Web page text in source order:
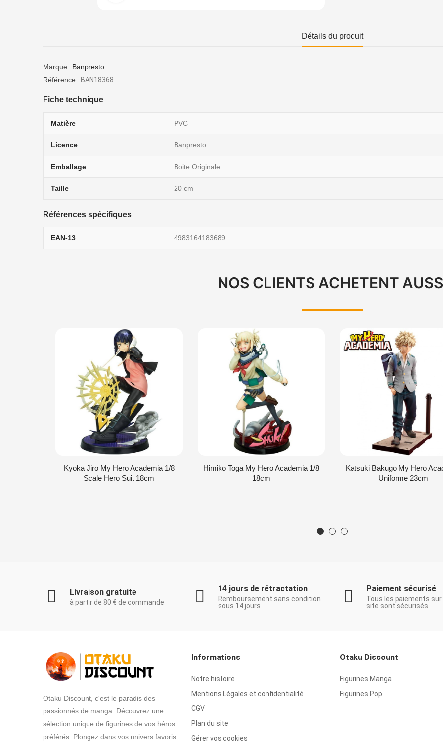
Détails du produit
Marque
Banpresto
Référence
BAN18368
Fiche technique
Matière PVC
Licence Banpresto
Emballage Boite Originale
Taille 20 cm
Références spécifiques
EAN-13 4983164183689
NOS CLIENTS ACHETENT
Kyoka Jiro My Hero Academia 1/8
Scale Hero Suit 18cm
Himiko Toga My Hero Academia 1/8
18cm
Katsuki Bakugo My Hero
Uniforme 23cm
Livraison gratuite
à partir de 80 € de commande
14 jours de rétractation
Remboursement sans condition
sous 14 jours
Paiement sécurisé
Tous les paiements
site sont sécurisés
Otaku Discount, c'est le paradis des
passionnés de manga. Découvrez une
sélection unique de figurines de vos héros
préférés. Plongez dans vos univers favoris
Informations
Notre histoire
Mentions Légales et confidentialité
CGV
Plan du site
Gérer vos cookies
Otaku Discount
Figurines Manga
Figurines Pop